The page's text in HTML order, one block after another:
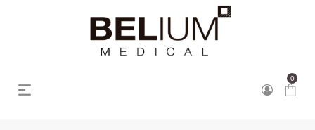
0